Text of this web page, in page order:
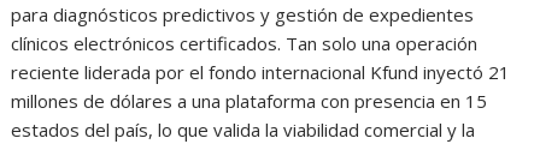
para diagnósticos predictivos y gestión de expedientes
clínicos electrónicos certificados. Tan solo una operación
reciente liderada por el fondo internacional Kfund inyectó 21
millones de dólares a una plataforma con presencia en 15
estados del país, lo que valida la viabilidad comercial y la